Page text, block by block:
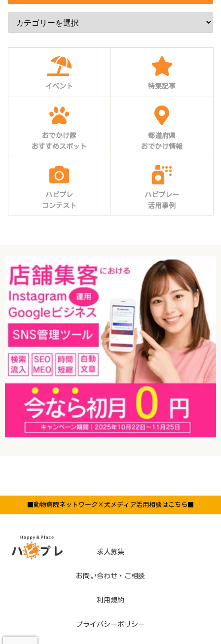
イベント 特集記事
おでかけ隊
おすすめスポット
都道府県
おでかけ情報
ハピプレ
コンテスト
ハピプレー
活用事例
■動物病院ネットワーク×犬メディア活用相談はこちら■
求人募集
お問い合わせ・ご相談
利用規約
プライバシーポリシー